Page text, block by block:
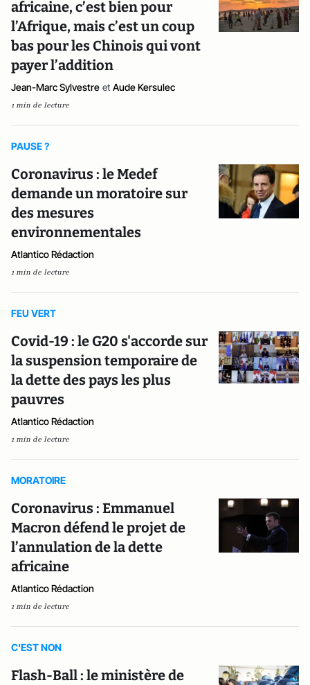
africaine, c’est bien pour
l’Afrique, mais c’est un coup
bas pour les Chinois qui vont
payer l’addition
Jean-Marc Sylvestre et Aude Kersulec
1 min de lecture
PAUSE ?
Coronavirus : le Medef
demande un moratoire sur
des mesures
environnementales
Atlantico Rédaction
1 min de lecture
FEU VERT
Covid-19 : le G20 s'accorde sur
la suspension temporaire de
la dette des pays les plus
pauvres
Atlantico Rédaction
1 min de lecture
MORATOIRE
Coronavirus : Emmanuel
Macron défend le projet de
l’annulation de la dette
africaine
Atlantico Rédaction
1 min de lecture
C'EST NON
Flash-Ball : le ministère de